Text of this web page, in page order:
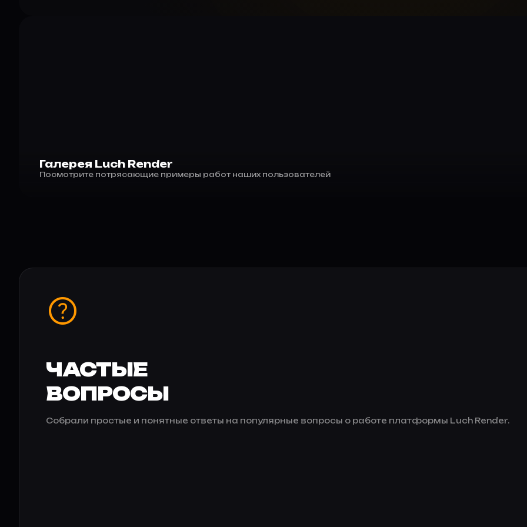
Галерея Luch Render
Посмотрите потрясающие примеры работ наших пользователей
help_outline
ЧАСТЫЕ
ВОПРОСЫ
Собрали простые и понятные ответы на популярные вопросы о работе платформы Luch Render.